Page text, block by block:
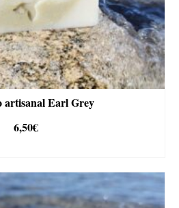
artisanal Earl Grey
6,50€